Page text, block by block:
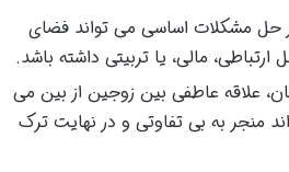
حل مشکلات اساسی می تواند فضای
مالی، یا تربیتی داشته باشد.
علاقه عاطفی بین زوجین از بین می
منجر به بی تفاوتی و در نهایت ترک